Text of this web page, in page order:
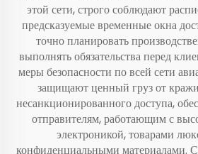
этой сети, строго соблюдают
предсказуемые временные окна
точно планировать
выполнять обязательства перед
меры безопасности по всей сети
защищают ценный груз от
несанкционированного доступа,
отправителям, работающим с
электроникой, товарами
конфиденциальными материалами.